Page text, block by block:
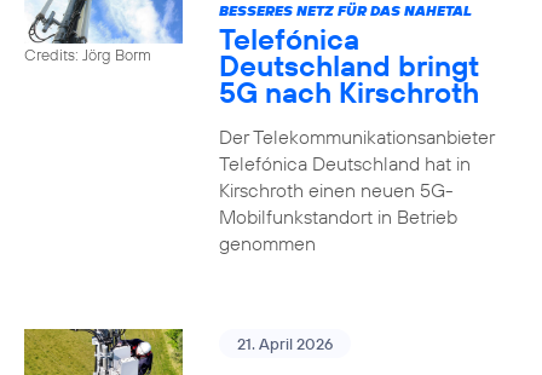
Credits: Jörg Borm
BESSERES NETZ FÜR DAS NAHETAL
Telefónica
Deutschland bringt
5G nach Kirschroth
Der Telekommunikationsanbieter
Telefónica Deutschland hat in
Kirschroth einen neuen 5G-
Mobilfunkstandort in Betrieb
genommen
21. April 2026